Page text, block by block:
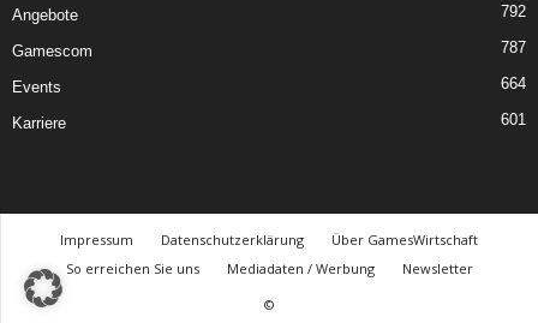
Angebote 792
Gamescom 787
Events 664
Karriere 601
Impressum Datenschutzerklärung
Über GamesWirtschaft
So erreichen Sie uns
Mediadaten / Werbung
Newsletter
©